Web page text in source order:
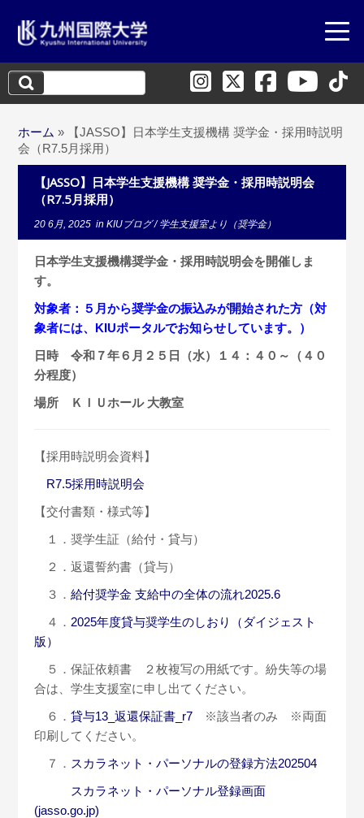
検
索:
ホーム »
【JASSO】日本学生支援機構 奨学金・採用時説明
会（R7.5月採用）
【JASSO】日本学生支援機構 奨学金・採用時説明会
（R7.5月採用）
20 6月, 2025 inKIUブログ/学生支援室より（奨学金）
日本学生支援機構奨学金・採用時説明会を開催しま
す。
対象者：５月から奨学金の振込みが開始された方（対
象者には、KIUポータルでお知らせしています。）
日時 令和７年６月２５日（水）１４：４０～（４０
分程度）
場所 ＫＩＵホール 大教室
【採用時説明会資料】
R7.5採用時説明会
【交付書類・様式等】
１．奨学生証（給付・貸与）
２．返還誓約書（貸与）
３．給付奨学金 支給中の全体の流れ2025.6
４． 2025年度貸与奨学生のしおり（ダイジェスト
版）
５．保証依頼書 ２枚複写の用紙です。紛失等の場
合は、学生支援室に申し出てください。
６．貸与13_返還保証書_r7 ※該当者のみ ※両面
印刷してください。
７． スカラネット・パーソナルの登録方法202504
スカラネット・パーソナル登録画面
(jasso.go.jp)